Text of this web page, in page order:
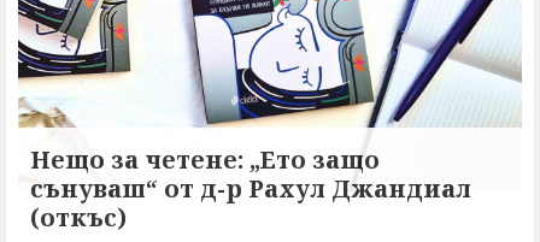
Нещо за четене: „Ето защо
сънуваш“ от д-р Рахул Джандиал
(откъс)